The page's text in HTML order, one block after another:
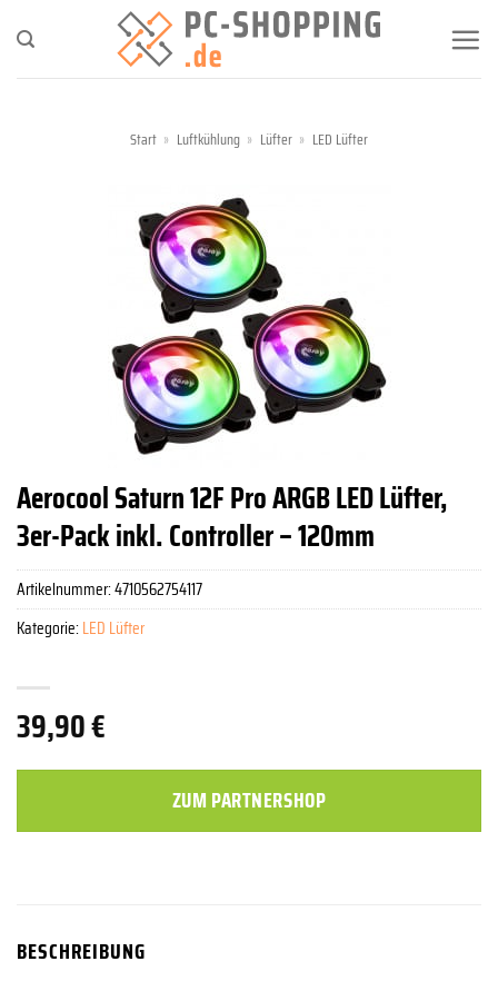
Inhalt
springen
Start » Luftkühlung » Lüfter » LED Lüfter
Aerocool Saturn 12F Pro ARGB LED Lüfter,
3er-Pack inkl. Controller – 120mm
39,90€
ZUM PARTNERSHOP
Artikelnummer:4710562754117
Kategorie:LED Lüfter
BESCHREIBUNG